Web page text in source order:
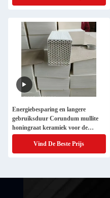
Energiebesparing en langere
gebruiksduur Corundum mullite
honingraat keramiek voor de
chemische industrie
Vind De Beste Prijs